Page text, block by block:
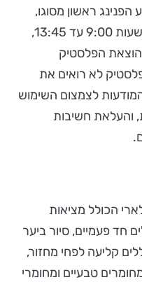
ראשון מסוגו,
ביער חוף הכרמל, שיתקיים בין השעות 9:00 עד 13:45,
הפלסטיק
לא רואים את
לצמצום השימוש
והעלאת חשיבות
הכולל מציאות
חד פעמיים, סיור ביער
קליעה לפחי מחזור,
טבעיים ומחומרי